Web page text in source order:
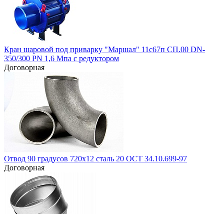
Кран шаровой под приварку "Маршал" 11с67п СП.00 DN-
350/300 PN 1,6 Мпа с редуктором
Договорная
Отвод 90 градусов 720х12 сталь 20 ОСТ 34.10.699-97
Договорная